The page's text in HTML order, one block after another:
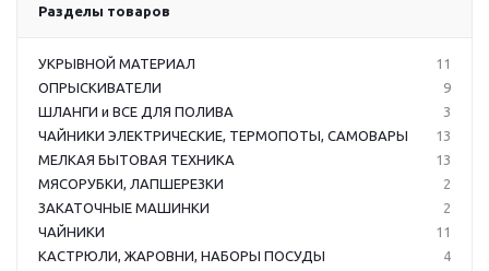
Разделы товаров
УКРЫВНОЙ МАТЕРИАЛ
11
ОПРЫСКИВАТЕЛИ
9
ШЛАНГИ и ВСЕ ДЛЯ ПОЛИВА
3
ЧАЙНИКИ ЭЛЕКТРИЧЕСКИЕ, ТЕРМОПОТЫ, САМОВАРЫ
13
МЕЛКАЯ БЫТОВАЯ ТЕХНИКА
13
МЯСОРУБКИ, ЛАПШЕРЕЗКИ
2
ЗАКАТОЧНЫЕ МАШИНКИ
2
ЧАЙНИКИ
11
КАСТРЮЛИ, ЖАРОВНИ, НАБОРЫ ПОСУДЫ
4